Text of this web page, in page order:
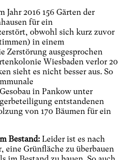
2016 156 Gärten der
für ein
obwohl sich kurz zuvor
in einem
Zerstörung ausgesprochen
Wiesbaden verlor 20
sieht es nicht besser aus. So
in Pankow unter
entstandenen
von 170 Bäumen für ein
Bestand: Leider ist es nach
eine Grünfläche zu überbauen